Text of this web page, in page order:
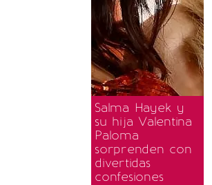
Salma Hayek y
su hija Valentina
Paloma
sorprenden con
divertidas
confesiones